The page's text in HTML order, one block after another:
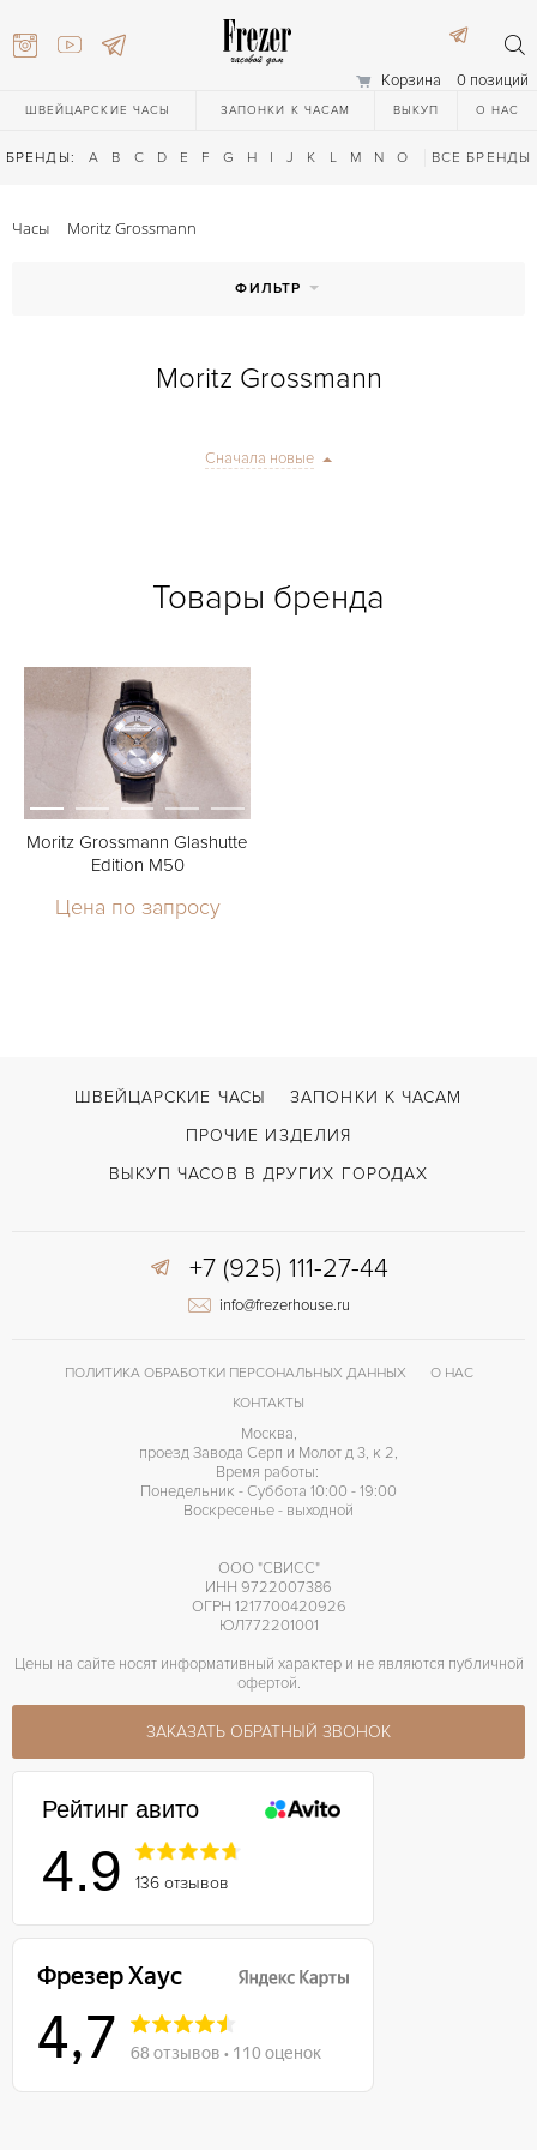
Корзина 0 позиций
ШВЕЙЦАРСКИЕ ЧАСЫ ЗАПОНКИ К ЧАСАМ ВЫКУП О НАС
БРЕНДЫ: A B C D E F G H I J K L M N O Q R S T
ВСЕ БРЕНДЫ
Часы Moritz Grossmann
ФИЛЬТР
Moritz Grossmann
Сначала новые
Товары бренда
Moritz Grossmann Glashutte
Edition M50
Цена по запросу
ШВЕЙЦАРСКИЕ ЧАСЫ
ЗАПОНКИ К ЧАСАМ
ПРОЧИЕ ИЗДЕЛИЯ
ВЫКУП ЧАСОВ В ДРУГИХ ГОРОДАХ
+7 (925) 111-27-44
info@frezerhouse.ru
ПОЛИТИКА ОБРАБОТКИ ПЕРСОНАЛЬНЫХ ДАННЫХ
О НАС
КОНТАКТЫ
Москва,
проезд Завода Серп и Молот д 3, к 2,
Время работы:
Понедельник - Суббота 10:00 - 19:00
Воскресенье - выходной
ООО "СВИСС"
ИНН 9722007386
ОГРН 1217700420926
ЮЛ772201001
Цены на сайте носят информативный характер и не являются публичной
офертой.
ЗАКАЗАТЬ ОБРАТНЫЙ ЗВОНОК
Рейтинг авито
4.9 136 отзывов